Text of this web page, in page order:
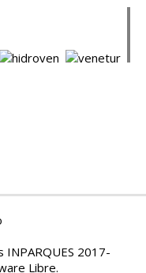
2017-
Libre.